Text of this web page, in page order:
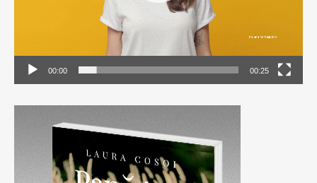
00:00 00:25